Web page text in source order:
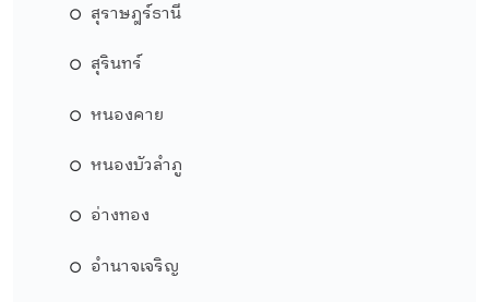
สุราษฎร์ธานี
สุรินทร์
หนองคาย
หนองบัวลำภู
อ่างทอง
อำนาจเจริญ